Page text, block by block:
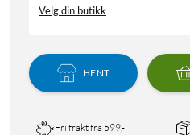
Velg din butikk
HENT
Fri frakt fra 599,-